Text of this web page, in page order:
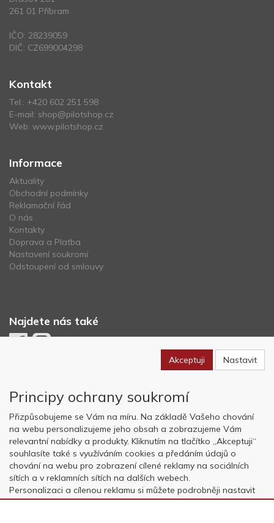
261 01 Příbram
IČO: 28239059
DIČ: CZ699004298
Kontakt
Tel.: +420 602 251 598
E-mail: shop@pilotshop.cz
Web: www.pilotshop.cz
Informace
Aktuality
Obchodní podmínky
Reklamační řád
O nás
Kontakty
Doprava a Platba
Nastavení soukromí
Odstoupení od smlouvy
Najdete nás také
Copyright © OK AVIATION Base, s.r.o. 2022, powered byABRA E-
shop
Akceptuji Nastavit
Principy ochrany soukromí
Přizpůsobujeme se Vám na míru. Na základě Vašeho chování
na webu personalizujeme jeho obsah a zobrazujeme Vám
relevantní nabídky a produkty. Kliknutím na tlačítko „Akceptuji“
souhlasíte také s využíváním cookies a předáním údajů o
chování na webu pro zobrazení cílené reklamy na sociálních
sítích a v reklamních sítích na dalších webech.
Personalizaci a cílenou reklamu si můžete podrobněji nastavit
nebo kdykoli vypnout po kliknutí na tlačítko „Nastavit“.